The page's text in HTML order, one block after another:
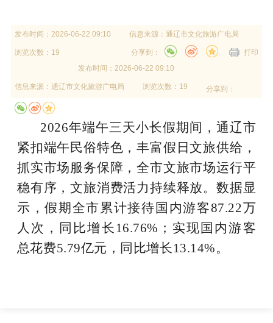
发布时间： 2026-06-22 09:10 信息来源： 通辽市文化旅游广电局
浏览次数：19 打印
分享到：
发布时间： 2026-06-22 09:10
信息来源： 通辽市文化旅游广电局 浏览次数：19 分享到：
2026年端午三天小长假期间，通辽市
紧扣端午民俗特色，丰富假日文旅供给，
抓实市场服务保障，全市文旅市场运行平
稳有序，文旅消费活力持续释放。数据显
示，假期全市累计接待国内游客87.22万
人次，同比增长16.76%；实现国内游客
总花费5.79亿元，同比增长13.14%。